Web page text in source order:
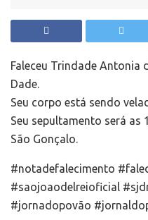
Faleceu Trindade Antonia
Dade.
Seu corpo está sendo
Seu sepultamento será as
São Gonçalo.
#notadefalecimento
#saojoaodelreioficial
#jornadopovão